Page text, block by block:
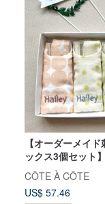
【オーダーメイ
ックス3個セット
よぐ夏の涼風
CÔTE À CÔTE
US$ 57.46